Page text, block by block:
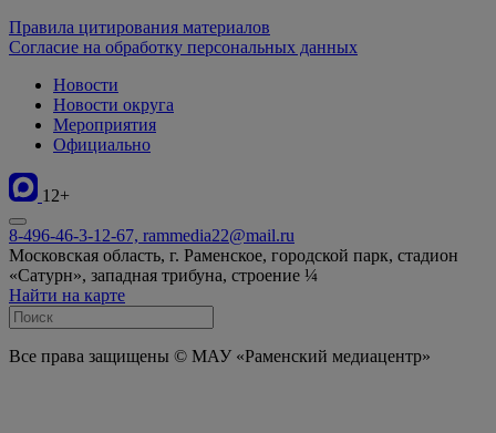
Правила цитирования материалов
Согласие на обработку персональных данных
Новости
Новости округа
Мероприятия
Официально
12+
8-496-46-3-12-67, rammedia22@mail.ru
Московская область, г. Раменское, городской парк, стадион
«Сатурн», западная трибуна, строение ¼
Найти на карте
Все права защищены © МАУ «Раменский медиацентр»